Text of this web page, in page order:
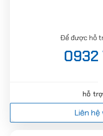
Để được hỗ
hỗ
Liên